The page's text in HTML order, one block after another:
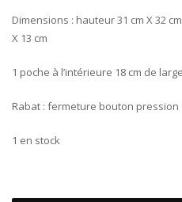
Dimensions : hauteur 31 cm X 32
X 13 cm
1 poche à l’intérieure 18 cm de
Rabat : fermeture bouton pression
1 en stock